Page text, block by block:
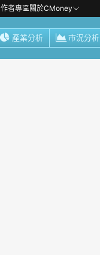
作者專區關於CMoney
產業分析 市況分析